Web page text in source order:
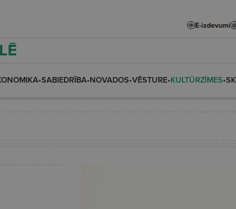
E-izdevumi
•SABIEDRĪBA•NOVADOS•VĒSTURE•KULTŪRZĪMES•